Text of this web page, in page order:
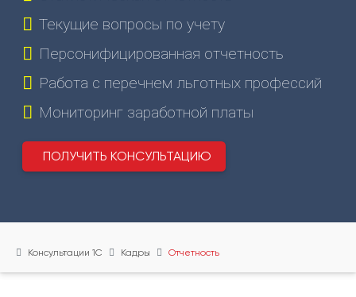
НАС
Вебинары
Контакты
Удалённый
Текущие вопросы по учету
Персонифицированная отчетность
Работа с перечнем льготных профессий
Мониторинг заработной платы
ПОЛУЧИТЬ КОНСУЛЬТАЦИЮ
Консультации 1С Кадры Отчетность